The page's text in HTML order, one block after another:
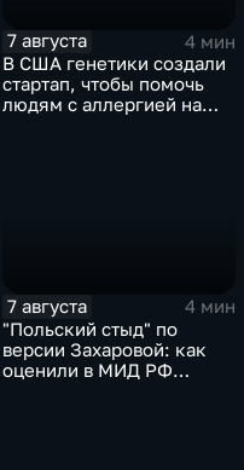
7 августа
4 мин
В США генетики создали
стартап, чтобы помочь
людям с аллергией на
7 августа
4 мин
"Польский стыд" по
версии Захаровой: как
оценили в МИД РФ